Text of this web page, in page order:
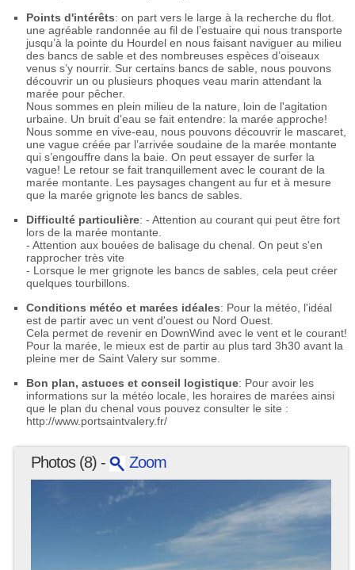
Points d'intérêts: on part vers le large à la recherche du flot.
une agréable randonnée au fil de l’estuaire qui nous transporte
jusqu’à la pointe du Hourdel en nous faisant naviguer au milieu
des bancs de sable et des nombreuses espèces d’oiseaux
venus s’y nourrir. Sur certains bancs de sable, nous pouvons
découvrir un ou plusieurs phoques veau marin attendant la
marée pour pêcher.
Nous sommes en plein milieu de la nature, loin de l'agitation
urbaine. Un bruit d'eau se fait entendre: la marée approche!
Nous somme en vive-eau, nous pouvons découvrir le mascaret,
une vague créée par l’arrivée soudaine de la marée montante
qui s’engouffre dans la baie. On peut essayer de surfer la
vague! Le retour se fait tranquillement avec le courant de la
marée montante. Les paysages changent au fur et à mesure
que la marée grignote les bancs de sables.
Difficulté particulière: - Attention au courant qui peut être fort
lors de la marée montante.
- Attention aux bouées de balisage du chenal. On peut s'en
rapprocher très vite
- Lorsque le mer grignote les bancs de sables, cela peut créer
quelques tourbillons.
Conditions météo et marées idéales: Pour la météo, l'idéal
est de partir avec un vent d'ouest ou Nord Ouest.
Cela permet de revenir en DownWind avec le vent et le courant!
Pour la marée, le mieux est de partir au plus tard 3h30 avant la
pleine mer de Saint Valery sur somme.
Bon plan, astuces et conseil logistique: Pour avoir les
informations sur la météo locale, les horaires de marées ainsi
que le plan du chenal vous pouvez consulter le site :
http://www.portsaintvalery.fr/
Photos (8) - Zoom